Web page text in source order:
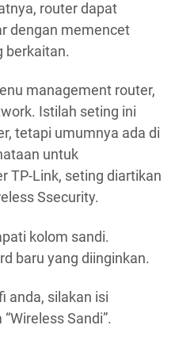
router dapat
dengan memencet
berkaitan.
management router,
Istilah seting ini
tetapi umumnya ada di
untuk
TP-Link, seting diartikan
Ssecurity.
kolom sandi.
baru yang diinginkan.
anda, silakan isi
Sandi”.